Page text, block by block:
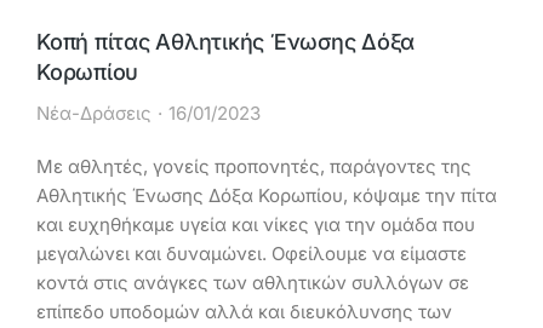
Κοπή πίτας Αθλητικής Ένωσης Δόξα
Κορωπίου
Νέα-Δράσεις 16/01/2023
Με αθλητές, γονείς προπονητές, παράγοντες της
Αθλητικής Ένωσης Δόξα Κορωπίου, κόψαμε την πίτα
και ευχηθήκαμε υγεία και νίκες για την ομάδα που
μεγαλώνει και δυναμώνει. Οφείλουμε να είμαστε
κοντά στις ανάγκες των αθλητικών συλλόγων σε
επίπεδο υποδομών αλλά και διευκόλυνσης των